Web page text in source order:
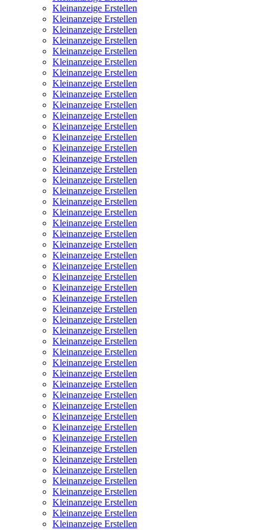
Kleinanzeige Erstellen
Kleinanzeige Erstellen
Kleinanzeige Erstellen
Kleinanzeige Erstellen
Kleinanzeige Erstellen
Kleinanzeige Erstellen
Kleinanzeige Erstellen
Kleinanzeige Erstellen
Kleinanzeige Erstellen
Kleinanzeige Erstellen
Kleinanzeige Erstellen
Kleinanzeige Erstellen
Kleinanzeige Erstellen
Kleinanzeige Erstellen
Kleinanzeige Erstellen
Kleinanzeige Erstellen
Kleinanzeige Erstellen
Kleinanzeige Erstellen
Kleinanzeige Erstellen
Kleinanzeige Erstellen
Kleinanzeige Erstellen
Kleinanzeige Erstellen
Kleinanzeige Erstellen
Kleinanzeige Erstellen
Kleinanzeige Erstellen
Kleinanzeige Erstellen
Kleinanzeige Erstellen
Kleinanzeige Erstellen
Kleinanzeige Erstellen
Kleinanzeige Erstellen
Kleinanzeige Erstellen
Kleinanzeige Erstellen
Kleinanzeige Erstellen
Kleinanzeige Erstellen
Kleinanzeige Erstellen
Kleinanzeige Erstellen
Kleinanzeige Erstellen
Kleinanzeige Erstellen
Kleinanzeige Erstellen
Kleinanzeige Erstellen
Kleinanzeige Erstellen
Kleinanzeige Erstellen
Kleinanzeige Erstellen
Kleinanzeige Erstellen
Kleinanzeige Erstellen
Kleinanzeige Erstellen
Kleinanzeige Erstellen
Kleinanzeige Erstellen
Kleinanzeige Erstellen